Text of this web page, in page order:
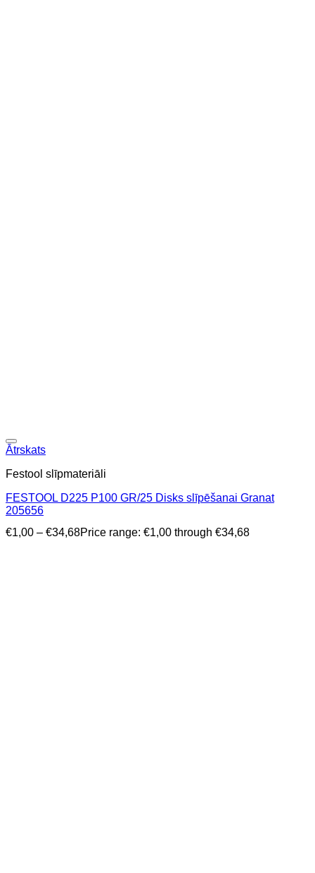
Ātrskats
Festool slīpmateriāli
FESTOOL D225 P100 GR/25 Disks slīpēšanai Granat
205656
€1,00 – €34,68Price range: €1,00 through €34,68